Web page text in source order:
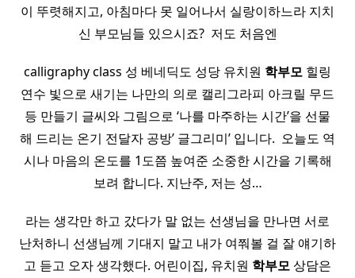
이 뚜렷해지고, 아침마다 못 일어나서 실랑이하느라 지치
신 부모님들 있으시죠? ​ 저도 처음엔
calligraphy class 성 베네딕도 성당 유치원 학부모 힐링
연수 빛으로 새기는 나만의 의로 캘리그라피 아크릴 무드
등 만들기 글씨와 그림으로 ‘나를 마주하는 시간’을 선물
해 드리는 온기 전달자 공방’ 글그리미’ 입니다. ​ 오늘도 역
시나 마음의 온도를 1도쯤 높여준 소중한 시간을 기록해
보려 합니다. 지난주, 저는 성…
라는 생각만 하고 갔다가 말 없는 선생님을 만나면 서로
난처하니 선생님께 기대지 말고 내가 여쭤볼 걸 잘 얘기하
고 듣고 오자 생각했다. 어린이집, 유치원 학부모상담은